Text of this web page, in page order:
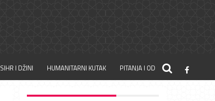
SIHR I DŽINI HUMANITARNI KUTAK PITANJA I ODGOVORI